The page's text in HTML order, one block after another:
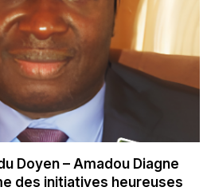
Doyen – Amadou Diagne
des initiatives heureuses